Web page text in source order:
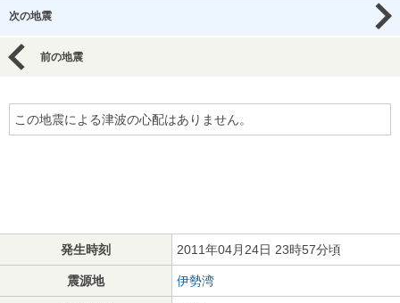
次の地震
前の地震
この地震による津波の心配はありません。
発生時刻 2011年04月24日 23時57分頃
震源地 伊勢湾